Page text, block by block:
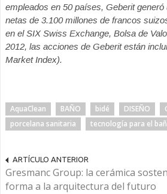
empleados en 50 países, Geberit
netas de 3.100 millones de francos
en el SIX Swiss Exchange, Bolsa de
2012, las acciones de Geberit están
Market Index).
AquaClean BAÑO bidé DISEÑO
porcelana sanitaria
tecnología para el
ARTÍCULO ANTERIOR
Gresmanc Group: la cerámica
forma a la arquitectura del futuro